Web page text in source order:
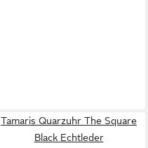
Tamaris Quarzuhr The Square
Black Echtleder